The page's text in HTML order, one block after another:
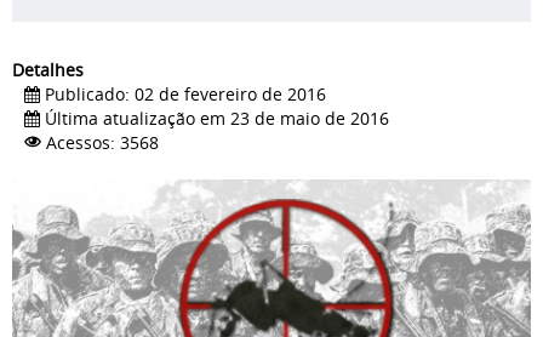
Detalhes
Publicado: 02 de fevereiro de 2016
Última atualização em 23 de maio de 2016
Acessos: 3568